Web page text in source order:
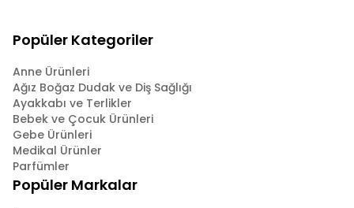
Popüler Kategoriler
Anne Ürünleri
Ağız Boğaz Dudak ve Diş Sağlığı
Ayakkabı ve Terlikler
Bebek ve Çocuk Ürünleri
Gebe Ürünleri
Medikal Ürünler
Parfümler
Popüler Markalar